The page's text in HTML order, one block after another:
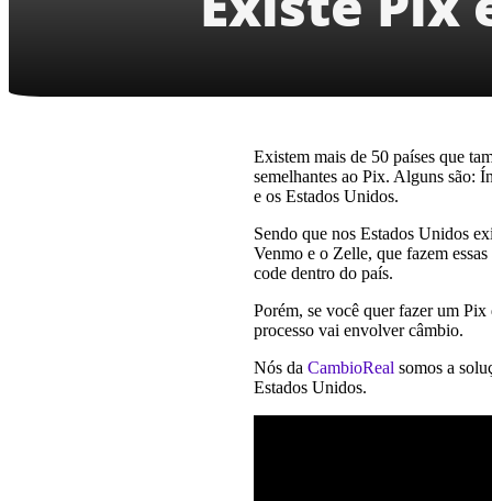
Existem mais de 50 países que
semelhantes ao Pix. Alguns são:
e os Estados Unidos.
Sendo que nos Estados Unidos
Venmo e o Zelle, que fazem
code dentro do país.
Porém, se você quer fazer um
processo vai envolver câmbio.
Nós da CambioReal somos a
Estados Unidos.